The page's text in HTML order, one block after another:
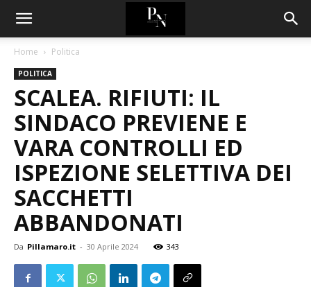
Home Politica
POLITICA
SCALEA. RIFIUTI: IL
SINDACO PREVIENE E
VARA CONTROLLI ED
ISPEZIONE SELETTIVA DEI
SACCHETTI
ABBANDONATI
Da Pillamaro.it - 30 Aprile 2024 343